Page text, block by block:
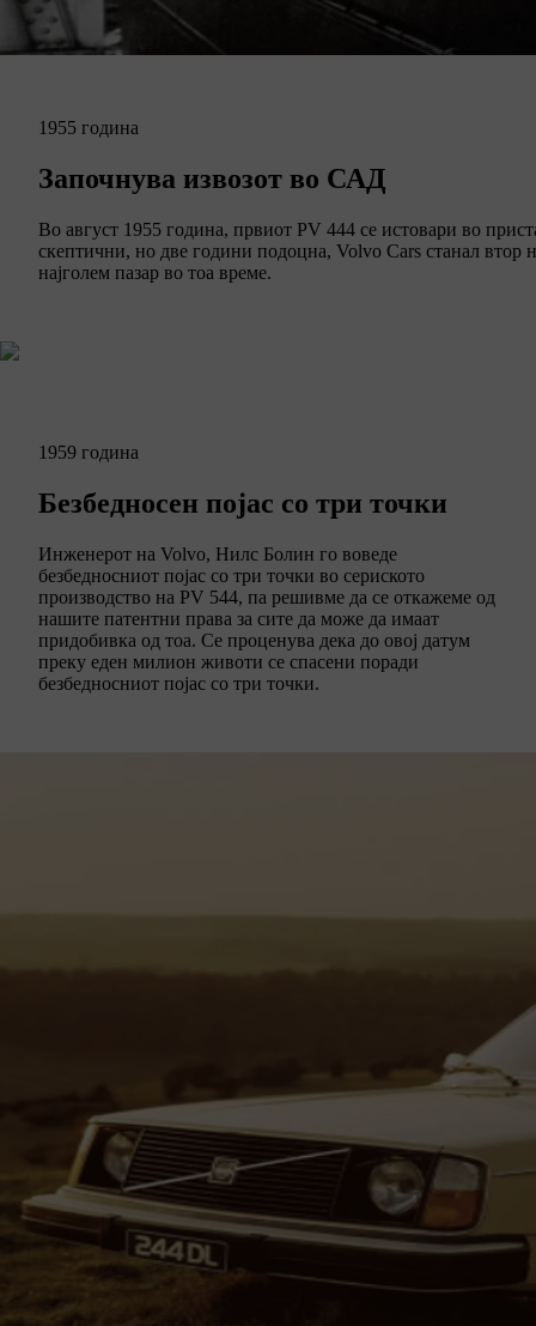
1955 година
Започнува извозот во САД
Во август 1955 година, првиот PV 444 се истовари во
скептични, но две години подоцна, Volvo Cars станал
најголем пазар во тоа време.
1959 година
Безбедносен појас со три точки
Инженерот на Volvo, Нилс Болин го воведе
безбедносниот појас со три точки во сериското
производство на PV 544, па решивме да се откажеме од
нашите патентни права за сите да може да имаат
придобивка од тоа. Се проценува дека до овој датум
преку еден милион животи се спасени поради
безбедносниот појас со три точки.